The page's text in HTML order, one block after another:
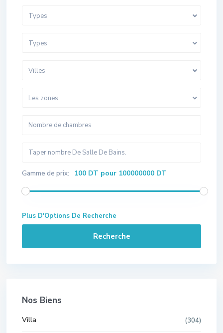
Types
Types
Villes
Les zones
Gamme de prix: 100 DT pour 100000000 DT
Plus D'Options De Recherche
Recherche
Nos Biens
Villa (304)